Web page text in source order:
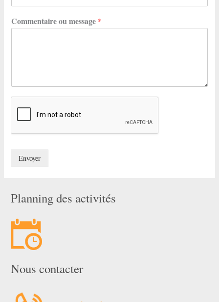
Commentaire ou message *
Envoyer
Planning des activités
Nous contacter